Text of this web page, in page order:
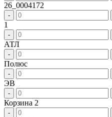
26_0004172
-
1
-
АТЛ
-
Полюс
-
ЭВ
-
Корзина 2
-